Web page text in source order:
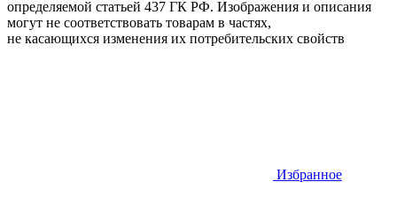
определяемой статьей 437 ГК РФ. Изображения и описания
могут не соответствовать товарам в частях,
не касающихся изменения их потребительских свойств
Избранное